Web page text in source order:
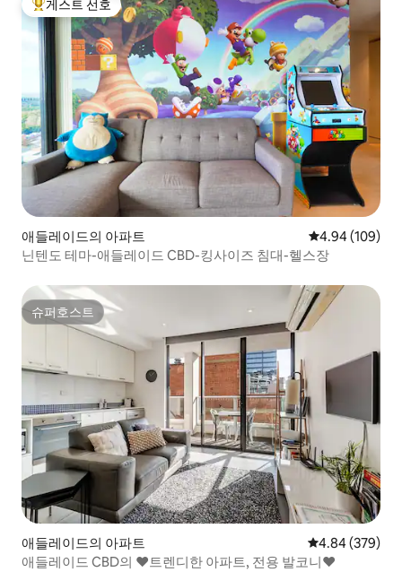
상위 게스트 선호
게스트 선호
애들레이드의 아파트 평점 4.94점(5
4.94 (109)
닌텐도 테마-애들레이드 CBD-킹사이즈 침대-헬스장
슈퍼호스트
슈퍼호스트
애들레이드의 아파트 평점 4.84점(5
4.84 (379)
애들레이드 CBD의 ❤트렌디한 아파트, 전용 발코니❤